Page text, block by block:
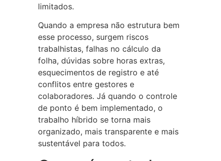
limitados.
Quando a empresa não estrutura bem
esse processo, surgem riscos
trabalhistas, falhas no cálculo da
folha, dúvidas sobre horas extras,
esquecimentos de registro e até
conflitos entre gestores e
colaboradores. Já quando o controle
de ponto é bem implementado, o
trabalho híbrido se torna mais
organizado, mais transparente e mais
sustentável para todos.